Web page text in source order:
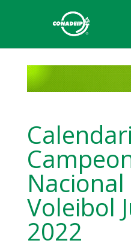
Nacional
Voleibol
2022